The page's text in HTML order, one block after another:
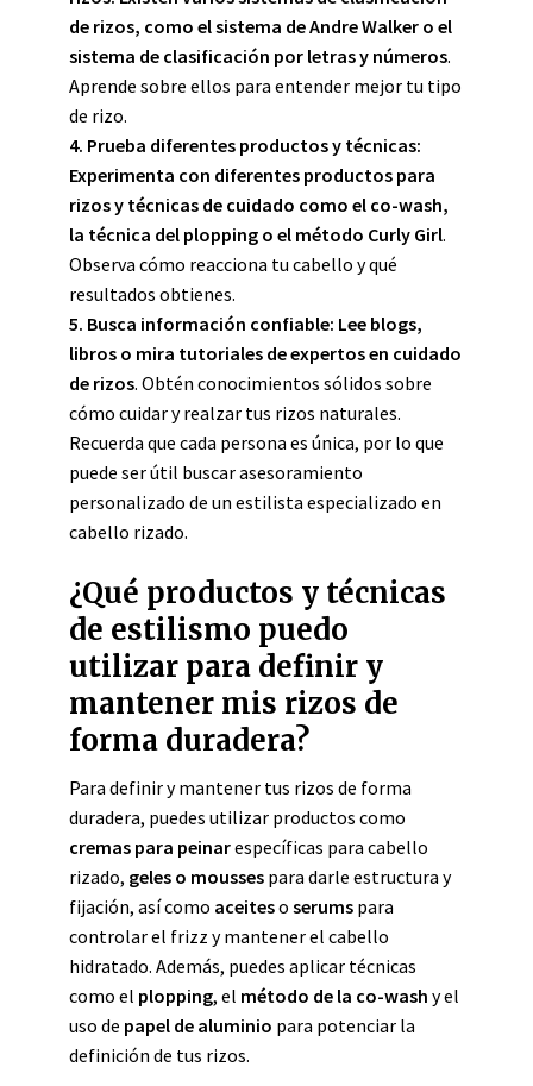
de rizos, como el sistema de Andre Walker o el
sistema de clasificación por letras y números.
Aprende sobre ellos para entender mejor tu tipo
de rizo.
4. Prueba diferentes productos y técnicas:
Experimenta con diferentes productos para
rizos y técnicas de cuidado como el co-wash,
la técnica del plopping o el método Curly Girl.
Observa cómo reacciona tu cabello y qué
resultados obtienes.
5. Busca información confiable: Lee blogs,
libros o mira tutoriales de expertos en cuidado
de rizos. Obtén conocimientos sólidos sobre
cómo cuidar y realzar tus rizos naturales.
Recuerda que cada persona es única, por lo que
puede ser útil buscar asesoramiento
personalizado de un estilista especializado en
cabello rizado.
¿Qué productos y técnicas
de estilismo puedo
utilizar para definir y
mantener mis rizos de
forma duradera?
Para definir y mantener tus rizos de forma
duradera, puedes utilizar productos como
cremas para peinarespecíficas para cabello
rizado, geles o mousses para darle estructura y
fijación, así como aceiteso serums para
controlar el frizz y mantener el cabello
hidratado. Además, puedes aplicar técnicas
como el plopping, el método de la co-wash y el
uso de papel de aluminio para potenciar la
definición de tus rizos.